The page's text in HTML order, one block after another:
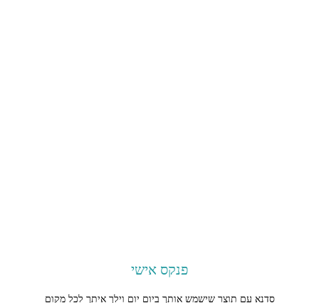
פנקס אישי
סדנא עם תוצר שישמש אותך ביום יום וילך איתך לכל מקום